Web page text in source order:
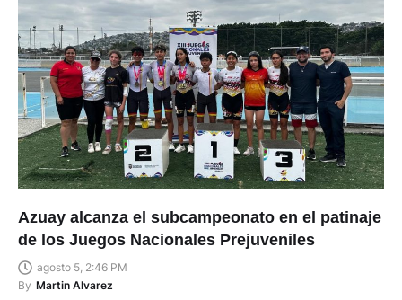
Azuay alcanza el subcampeonato en el patinaje
de los Juegos Nacionales Prejuveniles
agosto 5, 2:46 PM
By Martin Alvarez